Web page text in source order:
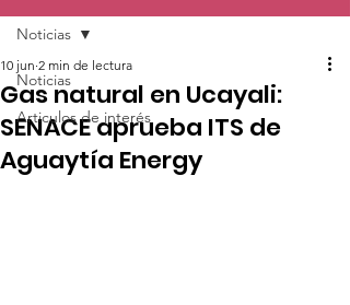
Noticias
Articulos de interés
Noticias
Gas natural en Ucayali:
SENACE aprueba ITS de
Aguaytía Energy
10 jun 2 min de lectura